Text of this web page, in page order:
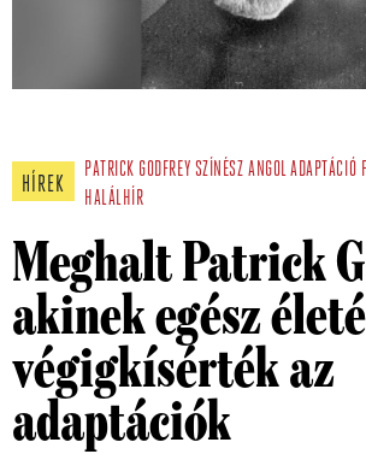
HÍREK
PATRICK GODFREY SZÍNÉSZ ANGOLADAPTÁCIÓ
HALÁLHÍR
Meghalt Patrick
akinek egész
végigkísérték az
adaptációk